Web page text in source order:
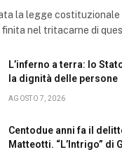
la legge costituzionale
finita nel tritacarne di
L’inferno a terra: lo
la dignità delle persone
AGOSTO 7, 2026
Centodue anni fa il
Matteotti. “L’Intrigo” di